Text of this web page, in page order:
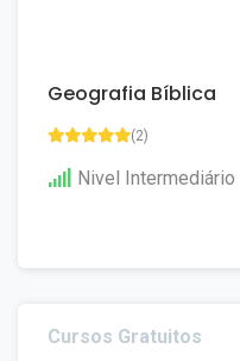
Geografia Bíblica
(2)
Nivel Intermediário
Cursos Gratuitos